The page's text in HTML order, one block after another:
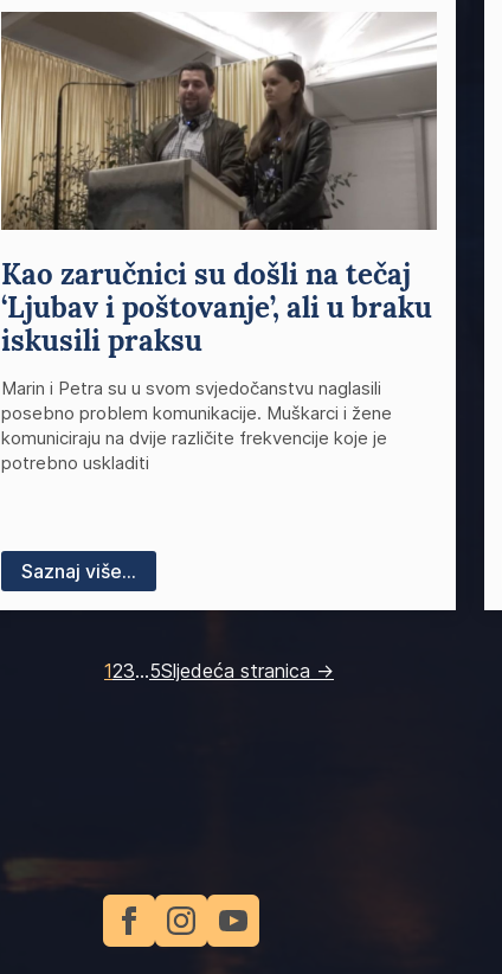
Kao zaručnici su došli na tečaj
‘Ljubav i poštovanje’, ali u braku
iskusili praksu
Marin i Petra su u svom svjedočanstvu naglasili
posebno problem komunikacije. Muškarci i žene
komuniciraju na dvije različite frekvencije koje je
potrebno uskladiti
Saznaj više...
123…5Sljedeća stranica →